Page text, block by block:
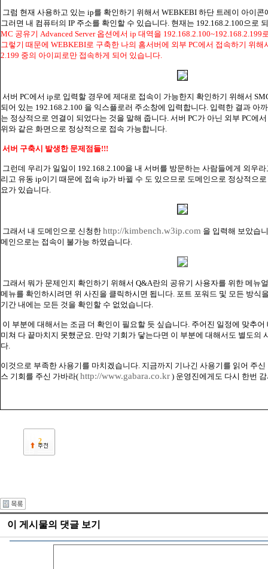
그럼 현재 사용하고 있는 ip를 확인하기 위해서 WEBKEBI 하단 트레이 아이
그러면 내 컴퓨터의 IP 주소를 확인할 수 있습니다. 현재는 192.168.2.100으로
MC 공유기 Advanced Server 옵션에서 ip 대역을 192.168.2.100~192.168.2.199
그렇기 때문에 WEBKEBI로 구축한 나의 홈서버에 외부 PC에서 접속하기 위해
2.199 중의 아이피로만 접속하게 되어 있습니다.
서버 PC에서 ip로 입력할 경우에 제대로 접속이 가능한지 확인하기 위해서
되어 있는 192.168.2.100 을 익스플로러 주소창에 입력합니다. 입력한 결과 아
는 정상적으로 연결이 되었다는 것을 말해 줍니다. 서버 PC가 아닌 외부 PC에
위와 같은 화면으로 정상적으로 접속 가능합니다.
서버 구축시 발생한 문제점들!!!
그런데 우리가 일일이 192.168.2.100을 내 서버를 방문하는 사람들에게 외우
리고 유동 ip이기 때문에 접속 ip가 바뀔 수 도 있으므로 도메인으로 정상적으
요가 있습니다.
그래서 내 도메인으로 신청한 http://kimbench.w3ip.com 을 입력해 보았습
메인으로는 접속이 불가능 하였습니다.
그래서 뭐가 문제인지 확인하기 위해서 Q&A란의 공유기 사용자를 위한 메뉴
메뉴를 확인하시려면 위 사진을 클릭하시면 됩니다. 포트 포워드 및 모든 방식
기간 내에는 모든 것을 확인할 수 없었습니다.
이 부분에 대해서는 조금 더 확인이 필요할 듯 싶습니다. 주어진 일정에 맞추
미쳐 다 끝마치지 못했군요. 만약 기회가 닿는다면 이 부분에 대해서도 별도의
다.
이것으로 부족한 사용기를 마치겠습니다. 지금까지 기나긴 사용기를 읽어 주
스 기회를 주신 가바라( http://www.gabara.co.kr ) 운영진에게도 다시 한번
2
이 게시물의 댓글 보기